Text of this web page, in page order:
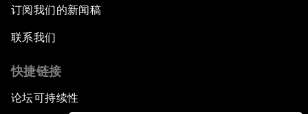
订阅我们的新闻稿
联系我们
快捷链接
论坛可持续性